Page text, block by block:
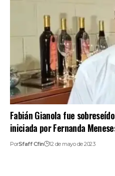
Fabián Gianola fue
iniciada por Fernanda
PorSfaff Cfin 12 de mayo de 2023